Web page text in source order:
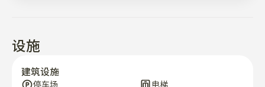
您得准备好再来。
✔️客房内的伙食允许简单的外卖或煮拉面吃。
设施
建筑设施
停车场 电梯